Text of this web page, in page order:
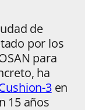
de
por los
para
ha
3en
15 años